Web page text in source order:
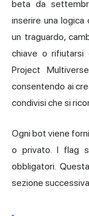
beta da
inserire una
un traguardo,
chiave o rifiutarsi
Project
consentendo ai
condivisi che si
Ogni bot viene
o privato. I flag
obbligatori.
sezione